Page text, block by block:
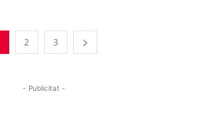
2 3
- Publicitat -